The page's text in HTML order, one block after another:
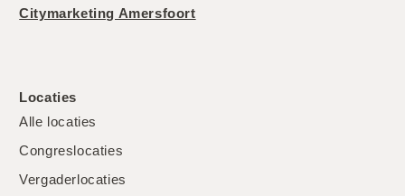
Citymarketing Amersfoort
Locaties
Alle locaties
Congreslocaties
Vergaderlocaties